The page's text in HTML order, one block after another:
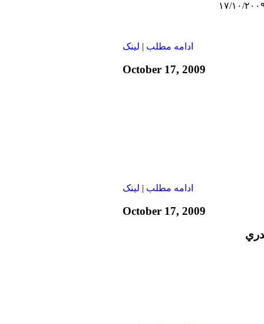
ادامه مطلب | لينک
October 17, 2009
ادامه مطلب | لينک
October 17, 2009